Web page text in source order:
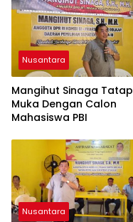
Profesionalisme dan
Akuntabilitas Personel
Nusantara
Mangihut Sinaga Tatap
Muka Dengan Calon
Mahasiswa PBI
Nusantara